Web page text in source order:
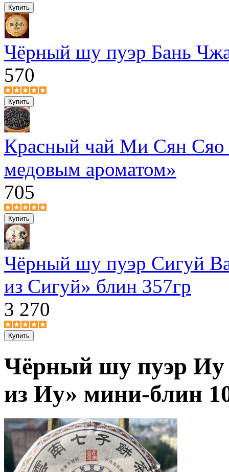
Чёрный шу пуэр Бань
570
Красный чай Ми Сян
медовым ароматом»
705
Чёрный шу пуэр Сигуй
из Сигуй» блин 357гр
3 270
Чёрный шу пуэр
из Иу» мини-блин